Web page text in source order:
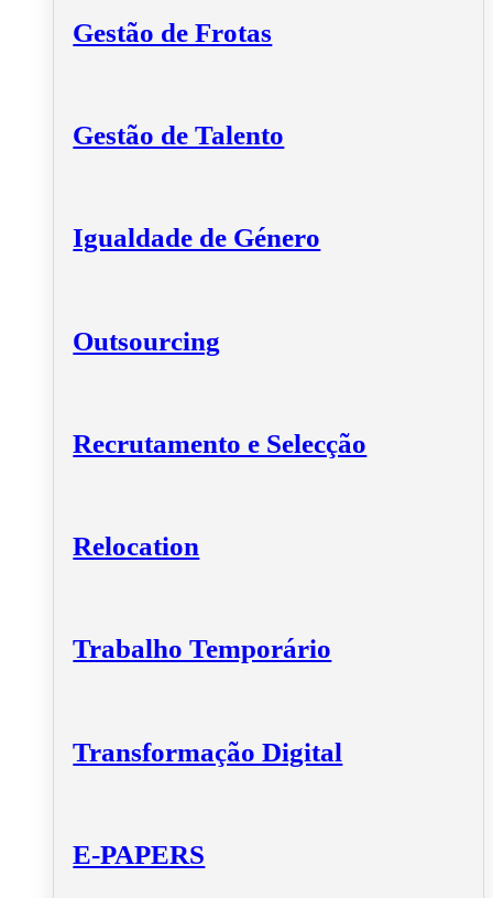
Gestão de Frotas
Gestão de Talento
Igualdade de Género
Outsourcing
Recrutamento e Selecção
Relocation
Trabalho Temporário
Transformação Digital
E-PAPERS